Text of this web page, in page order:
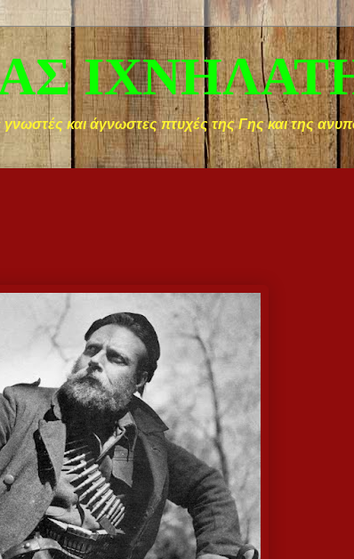
και άγνωστες πτυχές της Γης και της